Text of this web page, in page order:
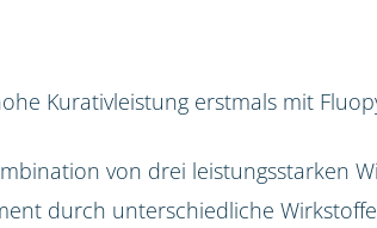
Kurativleistung erstmals mit
von drei leistungsstarken
durch unterschiedliche